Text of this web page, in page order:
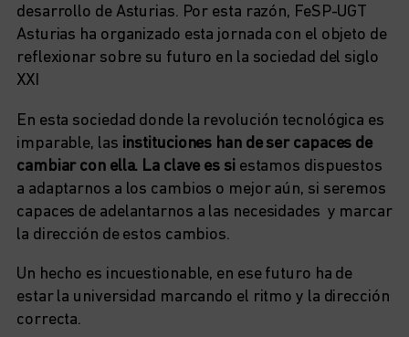
desarrollo de Asturias. Por esta razón, FeSP-UGT
Asturias ha organizado esta jornada con el objeto de
reflexionar sobre su futuro en la sociedad del siglo
XXI
En esta sociedad donde la revolución tecnológica es
imparable, las instituciones han de ser capaces de
cambiar con ella. La clave es siestamos dispuestos
a adaptarnos a los cambios o mejor aún, si seremos
capaces de adelantarnos a las necesidades y marcar
la dirección de estos cambios.
Un hecho es incuestionable, en ese futuro ha de
estar la universidad marcando el ritmo y la dirección
correcta.